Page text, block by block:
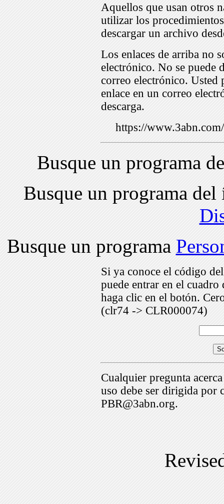
Aquellos que usan otros
utilizar los
descargar un archivo
Los enlaces de arriba no
electrónico. No se puede
correo electrónico. Usted
enlace en un correo
descarga.
https://
Busque un programa
Busque un programa
Busque un programa
Si ya conoce el código
puede entrar en el
haga clic en el botón.
(clr74 -> CLR000074)
Cualquier pregunta
uso debe ser dirigida por
PBR@3abn.org.